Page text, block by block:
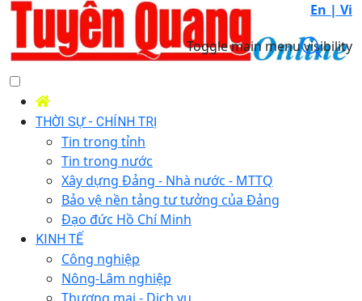
En | Vi
Toggle main menu visibility
THỜI SỰ - CHÍNH TRỊ
Tin trong tỉnh
Tin trong nước
Xây dựng Đảng - Nhà nước - MTTQ
Bảo vệ nền tảng tư tưởng của Đảng
Đạo đức Hồ Chí Minh
KINH TẾ
Công nghiệp
Nông-Lâm nghiệp